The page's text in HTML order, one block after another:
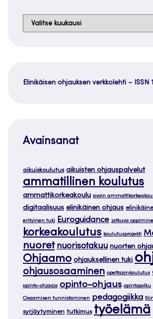
Arkistot
Elinikäisen ohjauksen verkkolehti – ISSN
Avainsanat
aikuiskoulutus aikuisten ohjauspalvelut
ammatillinen koulutus
ammattikorkeakoulu avoin
digitaalisuus elinikäinen ohjaus
erityinen tuki Euroguidance jatkuva
korkeakoulutus koulutusprojekti
nuoret nuorisotakuu nuorten
Ohjaamo ohjauksellinen tuki
ohjausosaaminen opettajankoulutus
opinto-ohjaaja opinto-ohjaus opintopolku
Osaamisen tunnistaminen pedagogiikka
syrjäytyminen tutkimus työelämä